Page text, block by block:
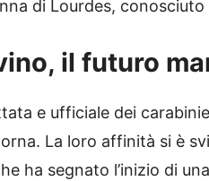
di Lourdes, conosciuto
il futuro
e ufficiale dei
La loro affinità si è
ha segnato l’inizio di